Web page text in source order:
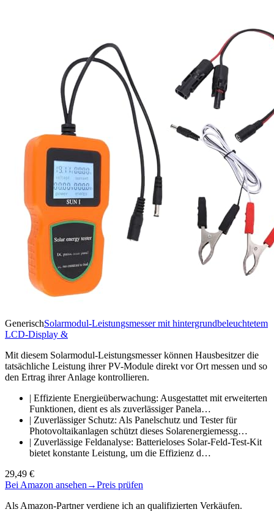
GenerischSolarmodul-Leistungsmesser mit hintergrundbeleuchtetem
LCD-Display &
Mit diesem Solarmodul-Leistungsmesser können Hausbesitzer die
tatsächliche Leistung ihrer PV-Module direkt vor Ort messen und so
den Ertrag ihrer Anlage kontrollieren.
| Effiziente Energieüberwachung: Ausgestattet mit erweiterten
Funktionen, dient es als zuverlässiger Panela…
| Zuverlässiger Schutz: Als Panelschutz und Tester für
Photovoltaikanlagen schützt dieses Solarenergiemessg…
| Zuverlässige Feldanalyse: Batterieloses Solar-Feld-Test-Kit
bietet konstante Leistung, um die Effizienz d…
29,49 €
Bei Amazon ansehen →Preis prüfen
Als Amazon-Partner verdiene ich an qualifizierten Verkäufen.